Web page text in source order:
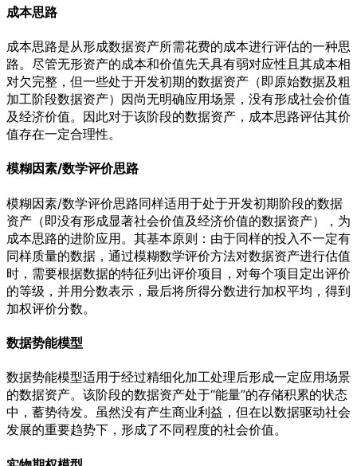
成本思路
成本思路是从形成数据资产所需花费的成本进行评估的一种思
路。尽管无形资产的成本和价值先天具有弱对应性且其成本相
对欠完整，但一些处于开发初期的数据资产（即原始数据及粗
加工阶段数据资产）因尚无明确应用场景，没有形成社会价值
及经济价值。因此对于该阶段的数据资产，成本思路评估其价
值存在一定合理性。
模糊因素/数学评价思路
模糊因素/数学评价思路同样适用于处于开发初期阶段的数据
资产（即没有形成显著社会价值及经济价值的数据资产），为
成本思路的进阶应用。其基本原则：由于同样的投入不一定有
同样质量的数据，通过模糊数学评价方法对数据资产进行估值
时，需要根据数据的特征列出评价项目，对每个项目定出评价
的等级，并用分数表示，最后将所得分数进行加权平均，得到
加权评价分数。
数据势能模型
数据势能模型适用于经过精细化加工处理后形成一定应用场景
的数据资产。该阶段的数据资产处于“能量”的存储积累的状态
中，蓄势待发。虽然没有产生商业利益，但在以数据驱动社会
发展的重要趋势下，形成了不同程度的社会价值。